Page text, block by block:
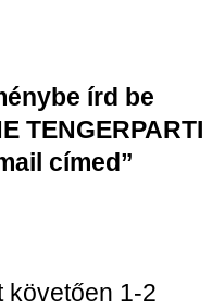
írd be
TENGERPARTI
címed”
követően 1-2